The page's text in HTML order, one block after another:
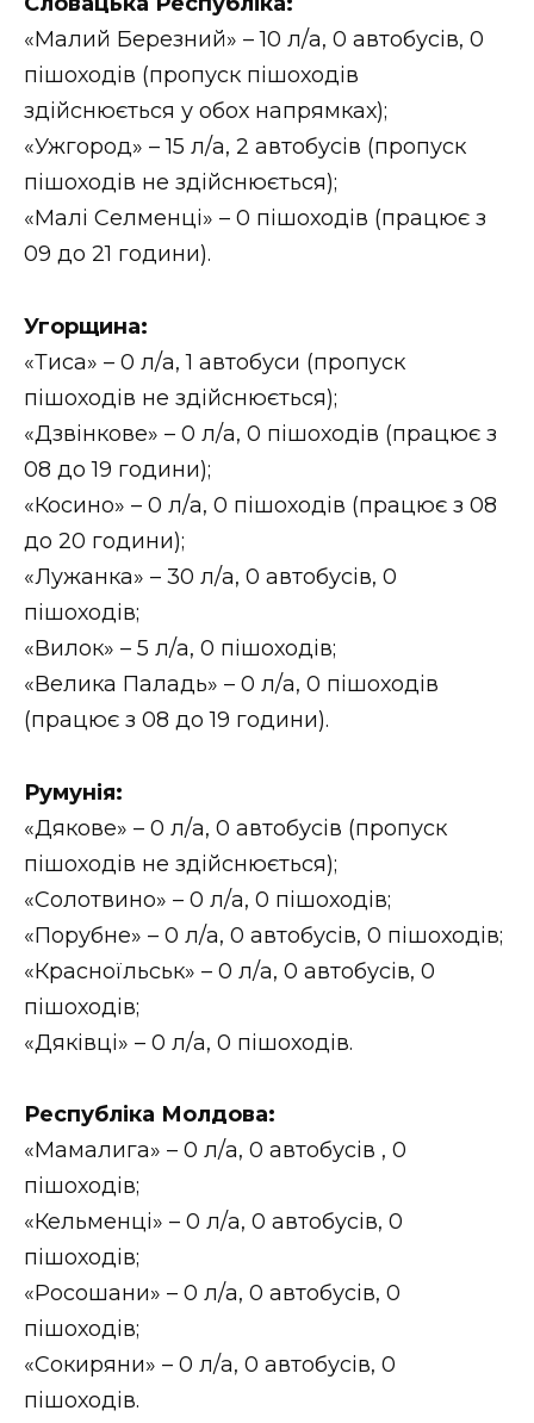
«Малий Березний» – 10 л/а, 0 автобусів, 0
пішоходів (пропуск пішоходів
здійснюється у обох напрямках);
«Ужгород» – 15 л/а, 2 автобусів (пропуск
пішоходів не здійснюється);
«Малі Селменці» – 0 пішоходів (працює з
09 до 21 години).
Угорщина:
«Тиса» – 0 л/а, 1 автобуси (пропуск
пішоходів не здійснюється);
«Дзвінкове» – 0 л/а, 0 пішоходів (працює з
08 до 19 години);
«Косино» – 0 л/а, 0 пішоходів (працює з 08
до 20 години);
«Лужанка» – 30 л/а, 0 автобусів, 0
пішоходів;
«Вилок» – 5 л/а, 0 пішоходів;
«Велика Паладь» – 0 л/а, 0 пішоходів
(працює з 08 до 19 години).
Румунія:
«Дякове» – 0 л/а, 0 автобусів (пропуск
пішоходів не здійснюється);
«Солотвино» – 0 л/а, 0 пішоходів;
«Порубне» – 0 л/а, 0 автобусів, 0 пішоходів;
«Красноїльськ» – 0 л/а, 0 автобусів, 0
пішоходів;
«Дяківці» – 0 л/а, 0 пішоходів.
Республіка Молдова:
«Мамалига» – 0 л/а, 0 автобусів , 0
пішоходів;
«Кельменці» – 0 л/а, 0 автобусів, 0
пішоходів;
«Росошани» – 0 л/а, 0 автобусів, 0
пішоходів;
«Сокиряни» – 0 л/а, 0 автобусів, 0
пішоходів.